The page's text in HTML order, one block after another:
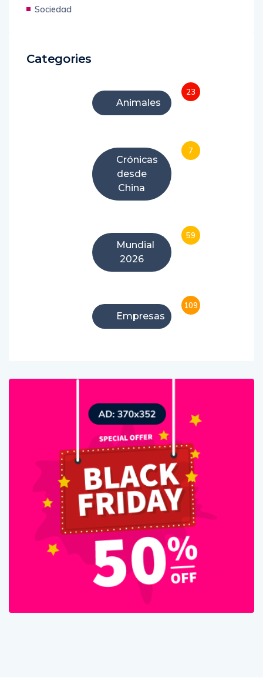
Sociedad
Categories
Animales
23
Crónicas
desde
China
7
Mundial
2026
59
Empresas
109